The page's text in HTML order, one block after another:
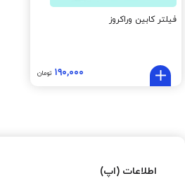
فیلتر کابین وراکروز
۱۹۰,۰۰۰ تومان
اطلاعات (اپ)